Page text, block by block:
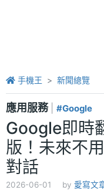
手機王 新聞總覽
應用服務 #Google
Google即時
版！未來不
對話
2026-06-01 by 愛寫文